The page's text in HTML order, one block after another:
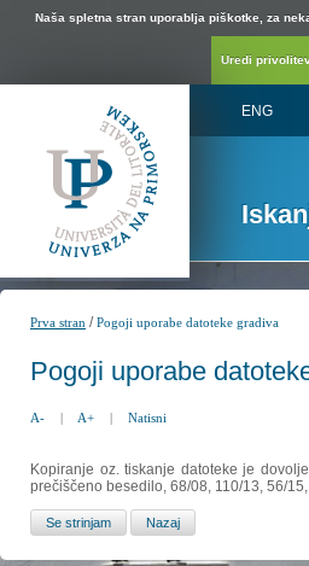
Naša spletna stran uporablja piškotke, za
Uredi
ENG
Prva stran /Pogoji uporabe datoteke gradiva
Pogoji uporabe
A- | A+ | Natisni
Kopiranje oz. tiskanje datoteke je
prečiščeno besedilo, 68/08, 110/13, 56/